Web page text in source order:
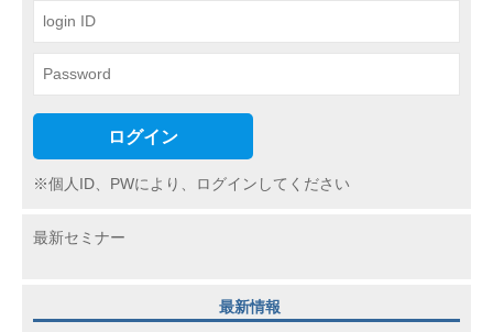
ョ
ン
ログイン
※個人ID、PWにより、ログインしてください
最新セミナー
最新情報